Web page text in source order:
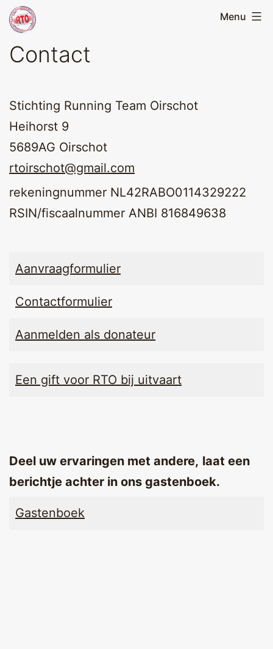
Skip
to
content
Running
Team
Oirschot
Menu
Contact
Stichting Running Team Oirschot
Heihorst 9
5689AG Oirschot
rtoirschot@gmail.com
rekeningnummer NL42RABO0114329222
RSIN/fiscaalnummer ANBI 816849638
Aanvraagformulier
Contactformulier
Aanmelden als donateur
Een gift voor RTO bij uitvaart
Deel uw ervaringen met andere, laat een
berichtje achter in ons gastenboek.
Gastenboek